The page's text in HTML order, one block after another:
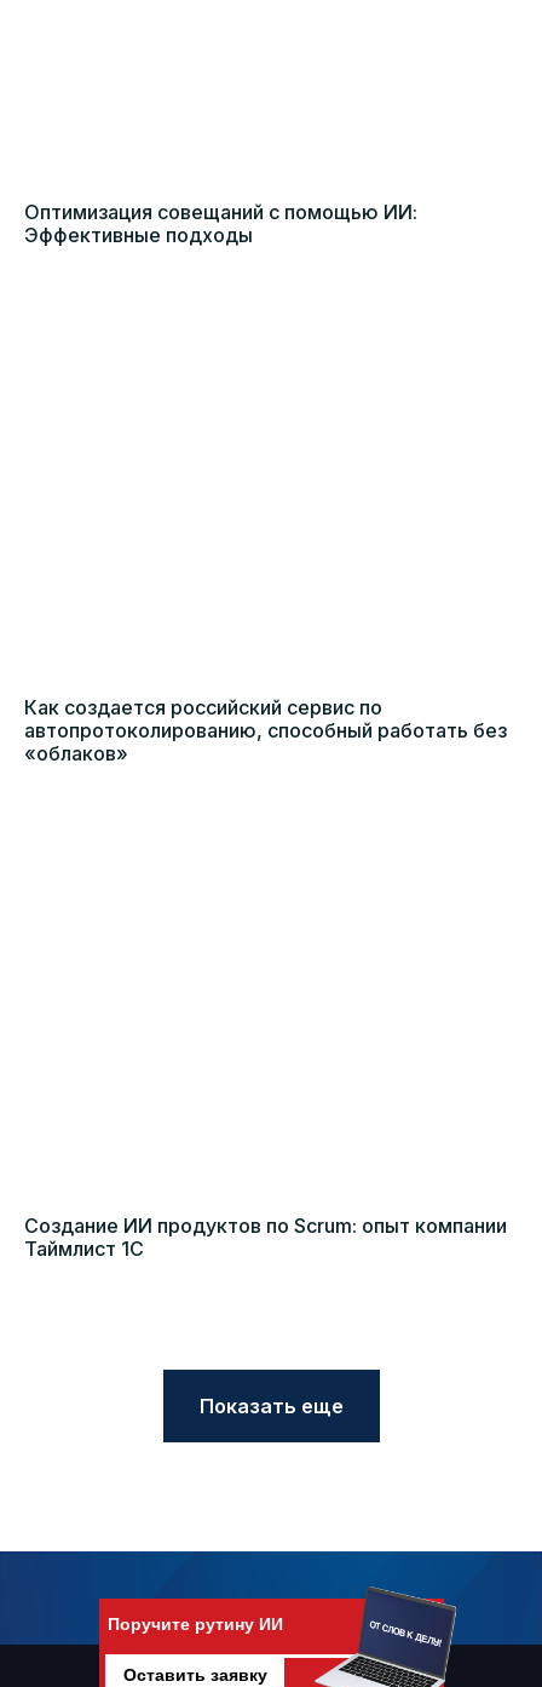
Оптимизация совещаний с помощью ИИ:
Эффективные подходы
Как создается российский сервис по
автопротоколированию, способный работать без
«облаков»
Создание ИИ продуктов по Scrum: опыт компании
Таймлист 1С
Показать еще
Оставить заявку
Поручите рутину ИИ